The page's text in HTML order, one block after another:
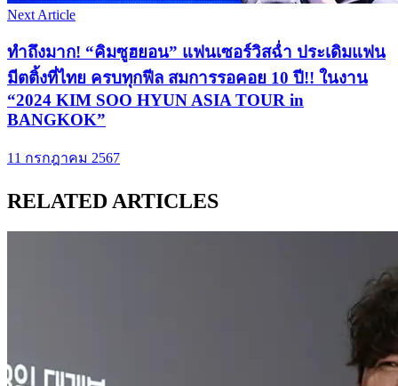
Next Article
ทำถึงมาก! “คิมซูฮยอน” แฟนเซอร์วิสฉ่ำ ประเดิมแฟน
มีตติ้งที่ไทย ครบทุกฟีล สมการรอคอย 10 ปี!! ในงาน
“2024 KIM SOO HYUN ASIA TOUR in
BANGKOK”
11 กรกฎาคม 2567
RELATED ARTICLES